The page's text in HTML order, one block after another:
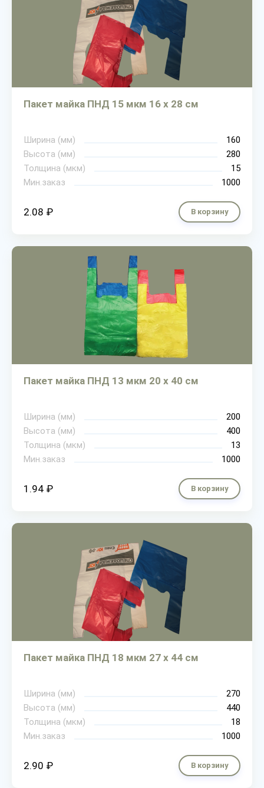
Пакет майка ПНД 15 мкм 16 х 28 см
Ширина (мм)
160
Высота (мм)
280
Толщина (мкм)
15
Мин.заказ
1000
2.08 ₽ В корзину
Пакет майка ПНД 13 мкм 20 х 40 см
Ширина (мм)
200
Высота (мм)
400
Толщина (мкм)
13
Мин.заказ
1000
1.94 ₽ В корзину
Пакет майка ПНД 18 мкм 27 х 44 см
Ширина (мм)
270
Высота (мм)
440
Толщина (мкм)
18
Мин.заказ
1000
2.90 ₽ В корзину